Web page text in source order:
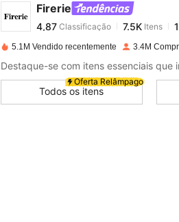
Firerie
7.5K
t***npago 1 dia atrás
7.5K
4,87 7.5K
5.1M Vendido recentemente 3.4M
Oferta Relâmpago
Todos os itens